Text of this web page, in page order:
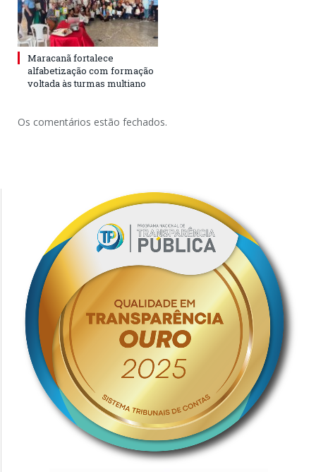
Maracanã fortalece
alfabetização com formação
voltada às turmas multiano
Os comentários estão fechados.